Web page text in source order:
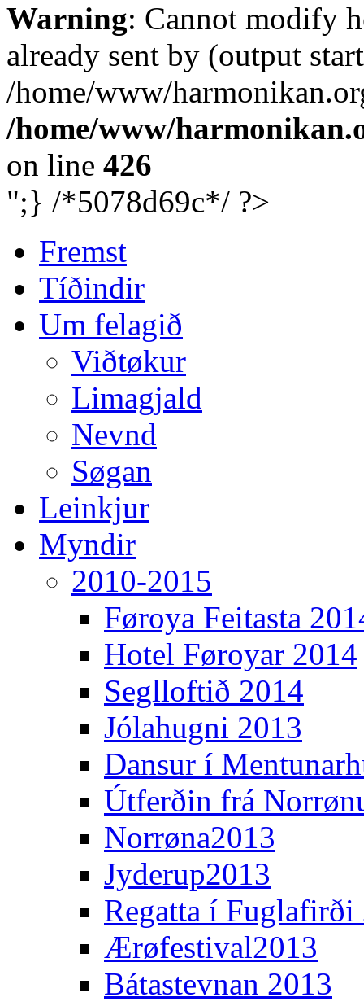
Warning: Cannot modify
already sent by (output
/home/www/
/home/www/
on line 426
";} /*5078d69c*/ ?>
Fremst
Tíðindir
Um felagið
Viðtøkur
Limagjald
Nevnd
Søgan
Leinkjur
Myndir
2010-2015
Føroya Feitasta
Hotel Føroyar 2014
Seglloftið 2014
Jólahugni 2013
Dansur í
Útferðin frá
Norrøna2013
Jyderup2013
Regatta í Fuglafirði
Ærøfestival2013
Bátastevnan 2013